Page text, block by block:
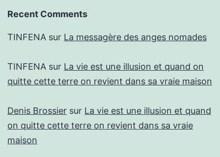
Recent Comments
TINFENA sur La messagère des anges nomades
TINFENA sur La vie est une illusion et quand on
quitte cette terre on revient dans sa vraie maison
Denis Brossier sur La vie est une illusion et quand
on quitte cette terre on revient dans sa vraie
maison